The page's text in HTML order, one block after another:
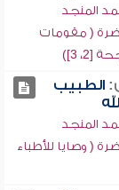
المنجد
( مقومات
[2، 3])
الطبيب
المنجد
( وصايا للأطباء